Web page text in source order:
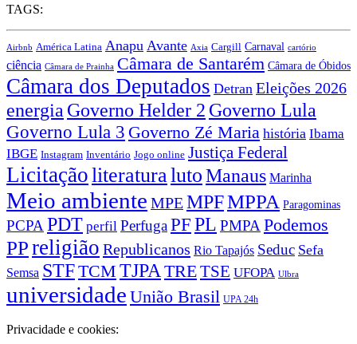
TAGS:
Airbnb América Latina Anapu Avante Axia Cargill Carnaval cartório
ciência Câmara de Prainha Câmara de Santarém Câmara de Óbidos
Câmara dos Deputados Detran Eleições 2026
energia Governo Helder 2 Governo Lula
Governo Lula 3 Governo Zé Maria história Ibama
IBGE Instagram Inventário Jogo online Justiça Federal
Licitaçãoliteratura lutoManaus Marinha
Meio ambiente MPEMPFMPPA Paragominas
PCPA PDT perfil PerfugaPFPL PMPA Podemos
PPreligião Republicanos Rio Tapajós Seduc Sefa
Semsa STFTCM TJPA TRETSE UFOPA Ulbra
universidade União Brasil UPA 24h
Privacidade e cookies: